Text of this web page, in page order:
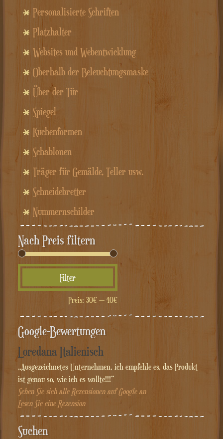
Personalisierte Schriften
Platzhalter
Websites und Webentwicklung
Oberhalb der Beleuchtungsmaske
Über der Tür
Spiegel
Kuchenformen
Schablonen
Träger für Gemälde, Teller usw.
Schneidebretter
Nummernschilder
Nach Preis filtern
Preis
Preis
Filter
Preis: 30€— 40€
Google-Bewertungen
Loredana Italienisch
„Ausgezeichnetes Unternehmen, ich empfehle es, das Produkt
ist genau so, wie ich es wollte!!!“
Sehen Sie sich alle Rezensionen auf Google an
Lesen Sie eine Rezension
Suchen